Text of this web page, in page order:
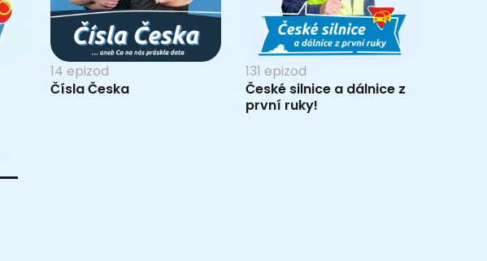
14 epizod
Čísla Česka
131 epizod
České silnice a dálnice z
první ruky!